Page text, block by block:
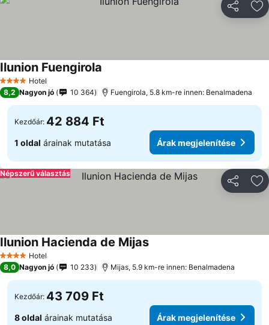
4 KategóriaHotel
Ilunion Fuengirola
8,2 Nagyon jó 10 364 Fuengirola, 5.8 km-re innen: Benalmadena
Kezdőár: 42 884 Ft
1 oldal árainak mutatása Árak megjelenítése
Népszerű választás
4 KategóriaHotel
Ilunion Hacienda de Mijas
8,0 Nagyon jó 10 233 Mijas, 5.9 km-re innen: Benalmadena
Kezdőár: 43 709 Ft
8 oldal árainak mutatása Árak megjelenítése